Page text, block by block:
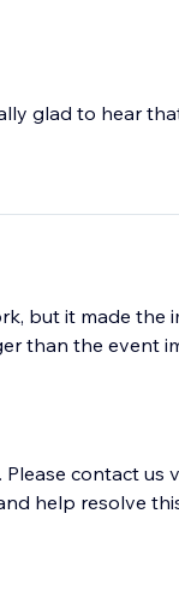
glad to hear
but it made the
than the event
contact
help resolve